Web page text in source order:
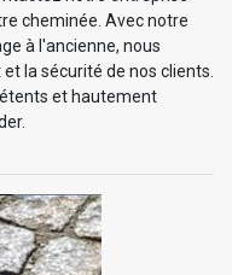
cheminée. Avec notre
à l'ancienne, nous
la sécurité de nos clients.
et hautement